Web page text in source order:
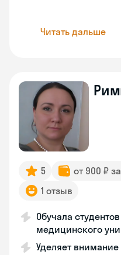
Читать дальше
5 от 900 ₽
1 отзыв
Обучала
медицинского
Уделяет